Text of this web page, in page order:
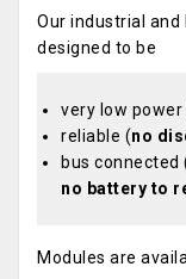
Our industrial
designed to be
very low power
reliable (no
bus connected
no battery to
Modules are